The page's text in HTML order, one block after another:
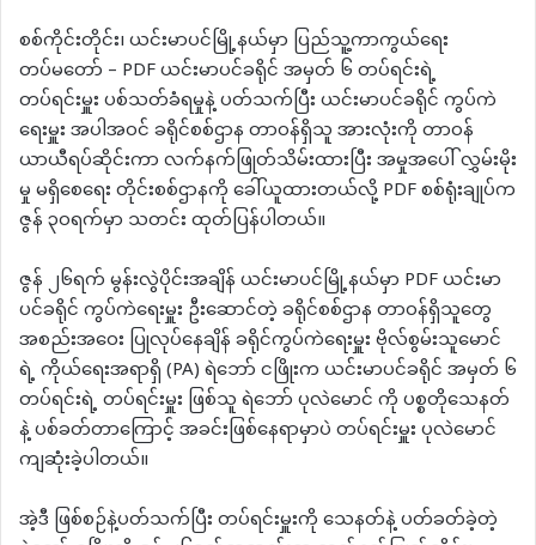
စစ်ကိုင်းတိုင်း၊ ယင်းမာပင်မြို့နယ်မှာ ပြည်သူ့ကာကွယ်ရေး
တပ်မတော် – PDF ယင်းမာပင်ခရိုင် အမှတ် ၆ တပ်ရင်းရဲ့
တပ်ရင်းမှူး ပစ်သတ်ခံရမှုနဲ့ ပတ်သက်ပြီး ယင်းမာပင်ခရိုင် ကွပ်ကဲ
ရေးမှူး အပါအဝင် ခရိုင်စစ်ဌာန တာဝန်ရှိသူ အားလုံးကို တာဝန်
ယာယီရပ်ဆိုင်းကာ လက်နက်ဖြုတ်သိမ်းထားပြီး အမှုအပေါ် လွှမ်းမိုး
မှု မရှိစေရေး တိုင်းစစ်ဌာနကို ခေါ်ယူထားတယ်လို့ PDF စစ်ရုံးချုပ်က
ဇွန် ၃၀ရက်မှာ သတင်း ထုတ်ပြန်ပါတယ်။
ဇွန် ၂၆ရက် မွန်းလွဲပိုင်းအချိန် ယင်းမာပင်မြို့နယ်မှာ PDF ယင်းမာ
ပင်ခရိုင် ကွပ်ကဲရေးမှူး ဦးဆောင်တဲ့ ခရိုင်စစ်ဌာန တာဝန်ရှိသူတွေ
အစည်းအဝေး ပြုလုပ်နေချိန် ခရိုင်ကွပ်ကဲရေးမှူး ဗိုလ်စွမ်းသူမောင်
ရဲ့ ကိုယ်ရေးအရာရှိ (PA) ရဲဘော် ငဖြိုးက ယင်းမာပင်ခရိုင် အမှတ် ၆
တပ်ရင်းရဲ့ တပ်ရင်းမှူး ဖြစ်သူ ရဲဘော် ပုလဲမောင် ကို ပစ္စတိုသေနတ်
နဲ့ ပစ်ခတ်တာကြောင့် အခင်းဖြစ်နေရာမှာပဲ တပ်ရင်းမှူး ပုလဲမောင်
ကျဆုံးခဲ့ပါတယ်။
အဲ့ဒီ ဖြစ်စဉ်နဲ့ပတ်သက်ပြီး တပ်ရင်းမှူးကို သေနတ်နဲ့ ပတ်ခတ်ခဲ့တဲ့